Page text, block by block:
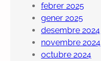
febrer 2025
gener 2025
desembre 2024
novembre 2024
octubre 2024